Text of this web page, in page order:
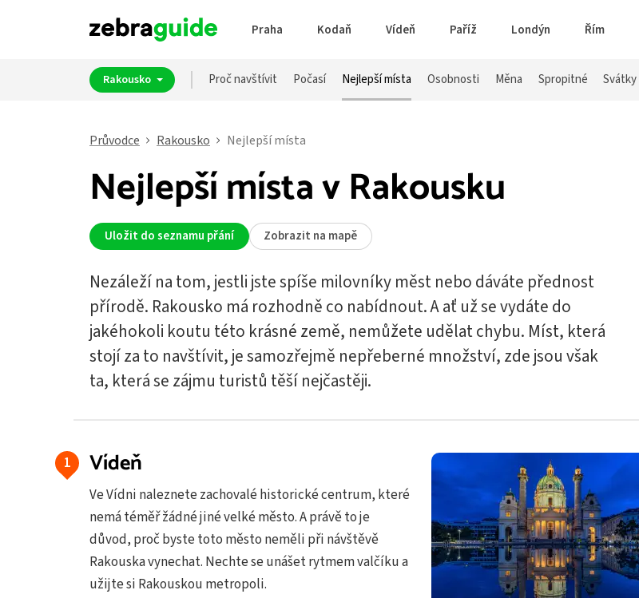
Praha Kodaň Vídeň Paříž Londýn Řím
Rakousko Proč navštívit Počasí Nejlepší místa Osobnosti Měna Spropitné Svátky
Průvodce Rakousko Nejlepší místa
Nejlepší místa v Rakousku
Uložit do seznamu přání Zobrazit na mapě
Nezáleží na tom, jestli jste spíše milovníky měst nebo dáváte přednost
přírodě. Rakousko má rozhodně co nabídnout. A ať už se vydáte do
jakéhokoli koutu této krásné země, nemůžete udělat chybu. Míst, která
stojí za to navštívit, je samozřejmě nepřeberné množství, zde jsou však
ta, která se zájmu turistů těší nejčastěji.
Vídeň
Ve Vídni naleznete zachovalé historické centrum, které
nemá téměř žádné jiné velké město. A právě to je
důvod, proč byste toto město neměli při návštěvě
Rakouska vynechat. Nechte se unášet rytmem valčíku a
užijte si Rakouskou metropoli.